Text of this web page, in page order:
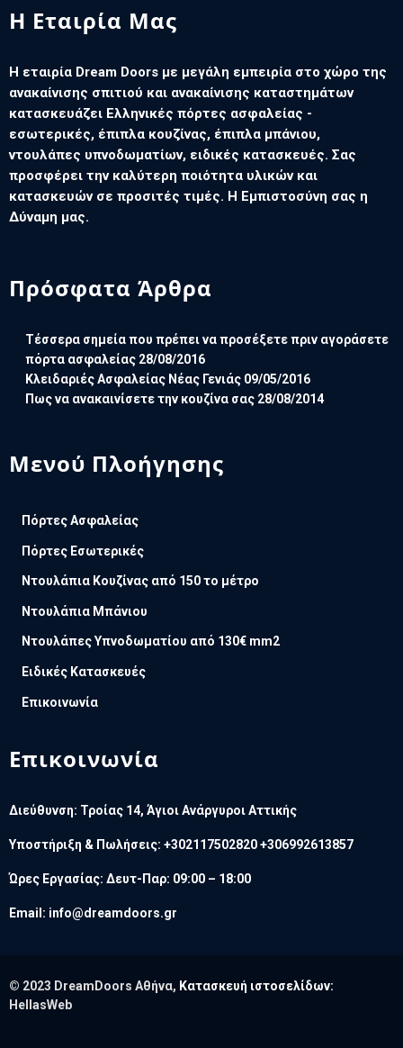
Η Εταιρία Μας
Η εταιρία Dream Doors με μεγάλη εμπειρία στο χώρο της
ανακαίνισης σπιτιού και ανακαίνισης καταστημάτων
κατασκευάζει Ελληνικές πόρτες ασφαλείας -
εσωτερικές, έπιπλα κουζίνας, έπιπλα μπάνιου,
ντουλάπες υπνοδωματίων, ειδικές κατασκευές. Σας
προσφέρει την καλύτερη ποιότητα υλικών και
κατασκευών σε προσιτές τιμές. Η Εμπιστοσύνη σας η
Δύναμη μας.
Πρόσφατα Άρθρα
Τέσσερα σημεία που πρέπει να προσέξετε πριν αγοράσετε
πόρτα ασφαλείας 28/08/2016
Κλειδαριές Ασφαλείας Νέας Γενιάς 09/05/2016
Πως να ανακαινίσετε την κουζίνα σας 28/08/2014
Μενού Πλοήγησης
Πόρτες Ασφαλείας
Πόρτες Εσωτερικές
Ντουλάπια Κουζίνας από 150 το μέτρο
Ντουλάπια Μπάνιου
Ντουλάπες Υπνοδωματίου από 130€ mm2
Ειδικές Κατασκευές
Επικοινωνία
Επικοινωνία
Διεύθυνση: Τροίας 14, Άγιοι Ανάργυροι Αττικής
Υποστήριξη & Πωλήσεις: +302117502820 +306992613857
Ώρες Εργασίας: Δευτ-Παρ: 09:00 – 18:00
Email: info@dreamdoors.gr
© 2023 DreamDoors Αθήνα, Κατασκευή ιστοσελίδων:
HellasWeb